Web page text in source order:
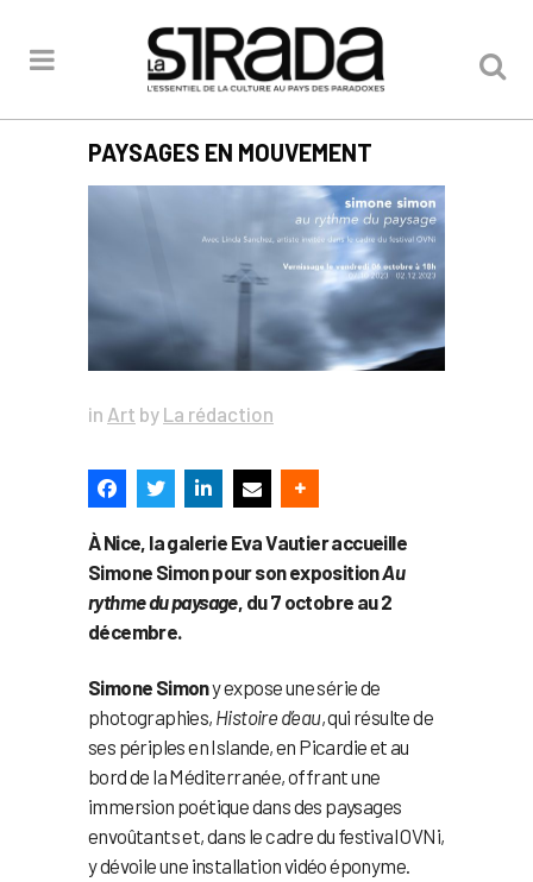
PAYSAGES EN MOUVEMENT
in Art by La rédaction
À Nice, la galerie Eva Vautier accueille
Simone Simon pour son expositionAu
rythme du paysage, du 7 octobre au 2
décembre.
Simone Simony expose une série de
photographies, Histoire d’eau, qui résulte de
ses périples en Islande, en Picardie et au
bord de la Méditerranée, offrant une
immersion poétique dans des paysages
envoûtants et, dans le cadre du festival OVNi,
y dévoile une installation vidéo éponyme.